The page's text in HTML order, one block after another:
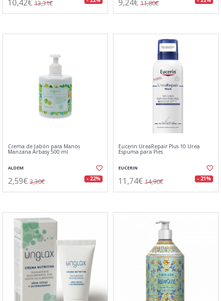
10,42€ 13,31€ 9,24€ 11,80€
Crema de Jabón para Manos
Manzana Arbasy 500 ml
ALDEM
2,59€ 3,30€ - 22%
Eucerin UreaRepair Plus 10 Urea
Espuma para Pies
EUCERIN
11,74€ 14,90€ - 21%